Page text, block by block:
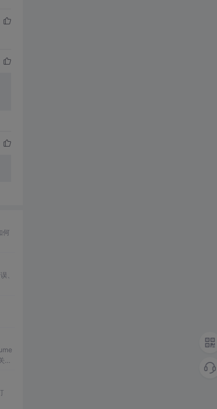
何
、
键